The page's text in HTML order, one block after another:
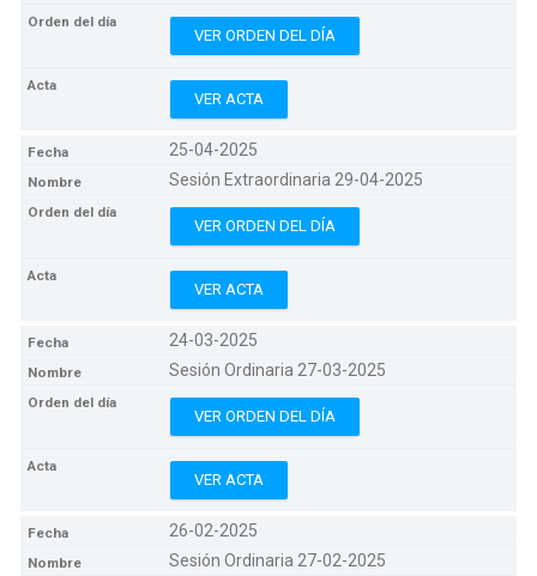
VER ORDEN DEL DÍA
VER ACTA
25-04-2025
Sesión Extraordinaria 29-04-2025
VER ORDEN DEL DÍA
VER ACTA
24-03-2025
Sesión Ordinaria 27-03-2025
VER ORDEN DEL DÍA
VER ACTA
26-02-2025
Sesión Ordinaria 27-02-2025